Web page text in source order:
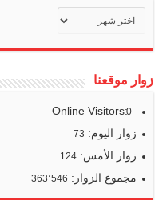
أرشيف
أخبارنا
زوار موقعنا
Online Visitors:
0
زوار اليوم: 73
زوار الأمس:124
مجموع الزوار: 363٬546